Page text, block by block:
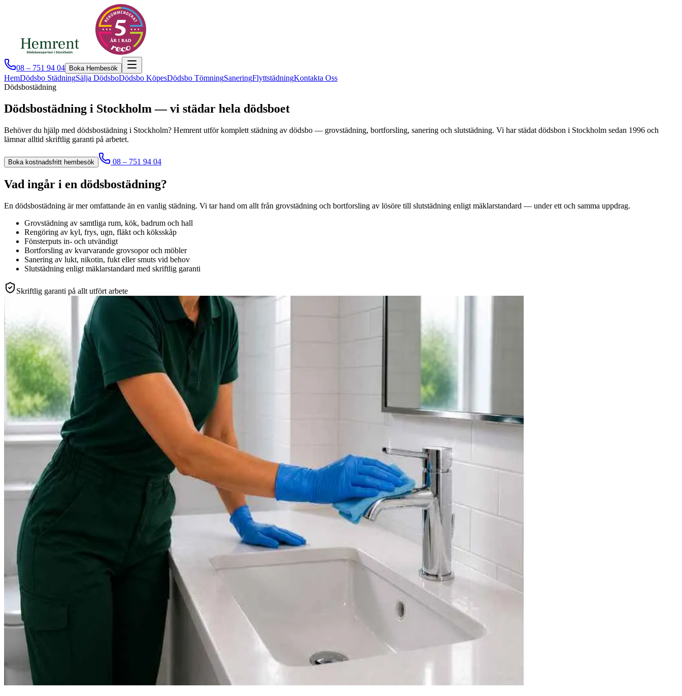
08 – 751 94 04 Boka Hembesök
HemDödsbo StädningSälja DödsboDödsbo KöpesDödsbo TömningSaneringFlyttstädningKontakta Oss
Dödsbostädning
Dödsbostädning i Stockholm — vi städar hela dödsboet
Behöver du hjälp med dödsbostädning i Stockholm? Hemrent utför komplett städning av dödsbo — grovstädning, bortforsling, sanering och slutstädning. Vi har städat dödsbon i Stockholm sedan 1996 och
lämnar alltid skriftlig garanti på arbetet.
Boka kostnadsfritt hembesök 08 – 751 94 04
Vad ingår i en dödsbostädning?
En dödsbostädning är mer omfattande än en vanlig städning. Vi tar hand om allt från grovstädning och bortforsling av lösöre till slutstädning enligt mäklarstandard — under ett och samma uppdrag.
Grovstädning av samtliga rum, kök, badrum och hall
Rengöring av kyl, frys, ugn, fläkt och köksskåp
Fönsterputs in- och utvändigt
Bortforsling av kvarvarande grovsopor och möbler
Sanering av lukt, nikotin, fukt eller smuts vid behov
Slutstädning enligt mäklarstandard med skriftlig garanti
Skriftlig garanti på allt utfört arbete